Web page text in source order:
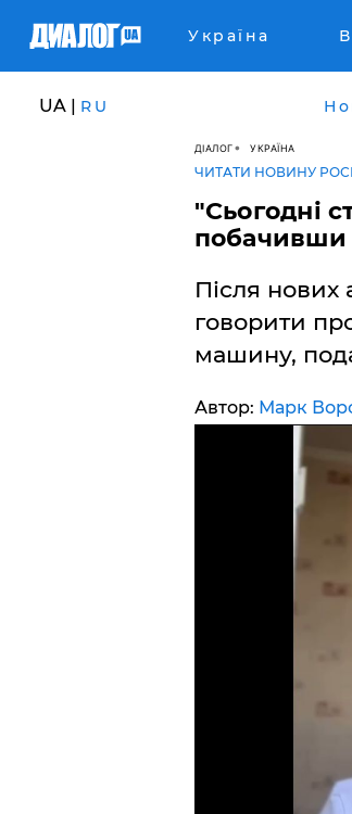
Україна
UA | RU
ДІАЛОГ УКРАЇНА
ЧИТАТИ НОВИНУ
​"Сьогодні
побачивши
Після нових
говорити
машину,
Автор: Марк